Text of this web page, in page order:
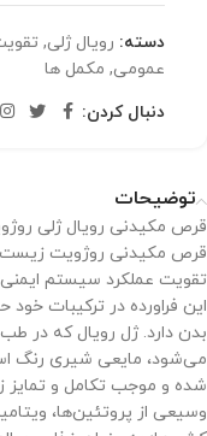
دسته: رویال ژلی,
عمومی, مکمل ها
دنبال کردن:
توضیحات
قرص مکیدنی رویال ژلی روژویت (30
قرص مکیدنی روژویت زیست
تقویت عملکرد سیستم
این فراورده در ترکیبات
بدن دارد. ژل رویال که در
می‌شود، مایعی شیری رنگ
شده و موجب تکامل و تمایز
وسیعی از پروتئین‌ها،